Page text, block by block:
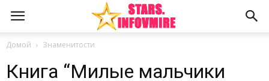
Домой Знаменитости
Книга “Милые мальчики